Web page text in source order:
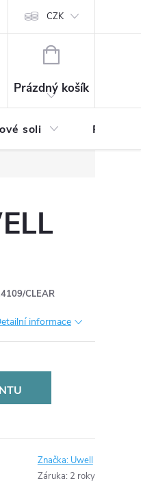
zboží a reklamace
CZK
NÁKUPNÍ
Prázdný košík
soli
CLEAR
informace
Značka: Uwell
Záruka: 2 roky